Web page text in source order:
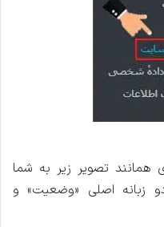
همانند تصویر زیر به شما
زبانه اصلی «وضعیت» و